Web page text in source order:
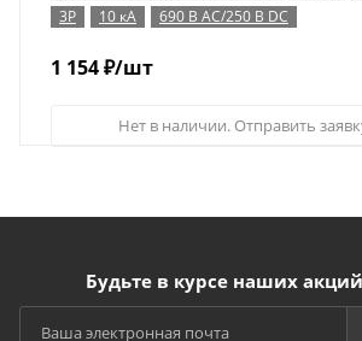
3Р
10 кА 690 В AC/250 В DC
1 154₽/шт
Нет в наличии. Отправить
Будьте в курсе наших